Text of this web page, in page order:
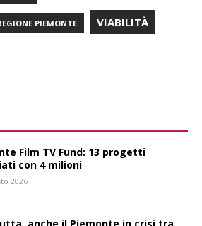
PIEMONTE VIABILITÀ
Film TV Fund: 13 progetti
con 4 milioni
2026